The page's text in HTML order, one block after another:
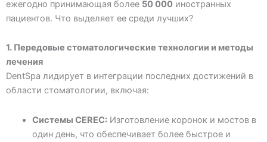
ежегодно принимающая более 50 000 иностранных
пациентов. Что выделяет ее среди лучших?
1. Передовые стоматологические технологии и методы
лечения
DentSpa лидирует в интеграции последних достижений в
области стоматологии, включая:
Системы CEREC:Изготовление коронок и мостов в
один день, что обеспечивает более быстрое и